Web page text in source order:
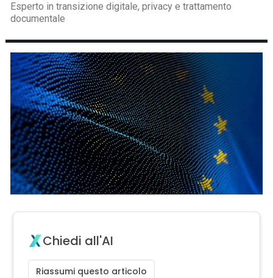
Esperto in transizione digitale, privacy e trattamento
documentale
Chiedi all'AI
Riassumi questo articolo